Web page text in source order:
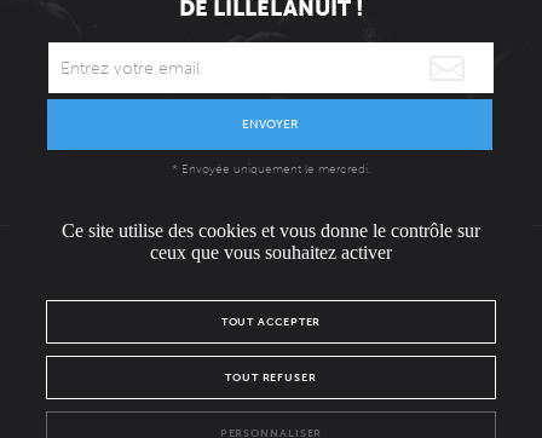
DE LILLELANUIT !
ENVOYER
* Envoyée uniquement le mercredi.
L'ÉQUIPE
POLITIQUE DE CONFIDENTIALITÉ
Ce site utilise des cookies et vous donne le contrôle sur
ceux que vous souhaitez activer
TOUT ACCEPTER
TOUT REFUSER
PERSONNALISER